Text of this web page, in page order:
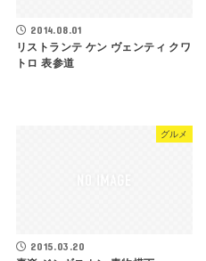
2014.08.01
リストランテ ケン ヴェンティ クワ
トロ 表参道
グルメ
2015.03.20